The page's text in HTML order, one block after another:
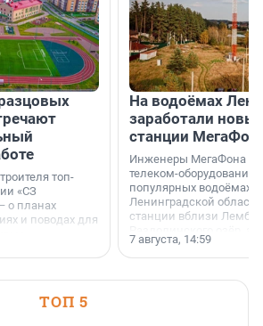
топ-
«СЗ
о планах
и поводах для
На водоёмах
заработали
станции
Инженеры МегаФона
телеком-оборудование
популярных водоёмах
Ленинградской
станции вблизи
недалеко от Большого
водопада.
7 августа, 14:59
ТОП 5